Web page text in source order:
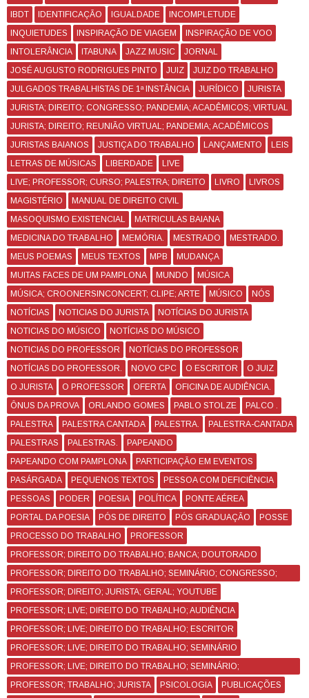
IBDT
IDENTIFICAÇÃO IGUALDADE
INCOMPLETUDE
INQUIETUDES
INSPIRAÇÃO DE VIAGEM
INSPIRAÇÃO DE VOO
INTOLERÂNCIA
ITABUNA JAZZ MUSIC
JORNAL
JOSÉ AUGUSTO RODRIGUES PINTO
JUIZ
JUIZ DO TRABALHO
JULGADOS TRABALHISTAS DE 1ª INSTÂNCIA
JURÍDICO
JURISTA
JURISTA; DIREITO; CONGRESSO; PANDEMIA; ACADÊMICOS; VIRTUAL
JURISTA; DIREITO; REUNIÃO VIRTUAL; PANDEMIA; ACADÊMICOS
JURISTAS BAIANOS
JUSTIÇA DO TRABALHO LANÇAMENTO
LEIS
LETRAS DE MÚSICAS
LIBERDADE
LIVE
LIVE; PROFESSOR; CURSO; PALESTRA; DIREITO
LIVRO
LIVROS
MAGISTÉRIO
MANUAL DE DIREITO CIVIL
MASOQUISMO EXISTENCIAL
MATRICULAS BAIANA
MEDICINA DO TRABALHO
MEMÓRIA. MESTRADO
MESTRADO.
MEUS POEMAS
MEUS TEXTOS MPB
MUDANÇA
MUITAS FACES DE UM PAMPLONA
MUNDO
MÚSICA
MÚSICA; CROONERSINCONCERT; CLIPE; ARTE
MÚSICO
NÓS
NOTÍCIAS
NOTICIAS DO JURISTA
NOTÍCIAS DO JURISTA
NOTICIAS DO MÚSICO
NOTÍCIAS DO MÚSICO
NOTICIAS DO PROFESSOR
NOTÍCIAS DO PROFESSOR
NOTÍCIAS DO PROFESSOR.
NOVO CPC O ESCRITOR
O JUIZ
O JURISTA
O PROFESSOR OFERTA
OFICINA DE AUDIÊNCIA.
ÔNUS DA PROVA
ORLANDO GOMES PABLO STOLZE
PALCO .
PALESTRA
PALESTRA CANTADA PALESTRA.
PALESTRA-CANTADA
PALESTRAS
PALESTRAS.
PAPEANDO
PAPEANDO COM PAMPLONA
PARTICIPAÇÃO EM EVENTOS
PASÁRGADA
PEQUENOS TEXTOS
PESSOA COM DEFICIÊNCIA
PESSOAS
PODER POESIA POLÍTICA
PONTE AÉREA
PORTAL DA POESIA
PÓS DE DIREITO PÓS GRADUAÇÃO
POSSE
PROCESSO DO TRABALHO
PROFESSOR
PROFESSOR; DIREITO DO TRABALHO; BANCA; DOUTORADO
PROFESSOR; DIREITO DO TRABALHO; SEMINÁRIO; CONGRESSO;
CURSO
PROFESSOR; DIREITO; JURISTA; GERAL; YOUTUBE
PROFESSOR; LIVE; DIREITO DO TRABALHO; AUDIÊNCIA
PROFESSOR; LIVE; DIREITO DO TRABALHO; ESCRITOR
PROFESSOR; LIVE; DIREITO DO TRABALHO; SEMINÁRIO
PROFESSOR; LIVE; DIREITO DO TRABALHO; SEMINÁRIO;
CONGRESSO
PROFESSOR; TRABALHO; JURISTA PSICOLOGIA
PUBLICAÇÕES